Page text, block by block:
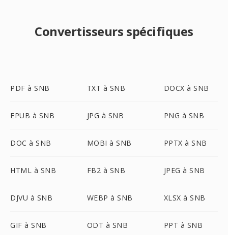
Convertisseurs spécifiques
PDF à SNB TXT à SNB DOCX à SNB
EPUB à SNB JPG à SNB PNG à SNB
DOC à SNB MOBI à SNB PPTX à SNB
HTML à SNB FB2 à SNB JPEG à SNB
DJVU à SNB WEBP à SNB XLSX à SNB
GIF à SNB ODT à SNB PPT à SNB